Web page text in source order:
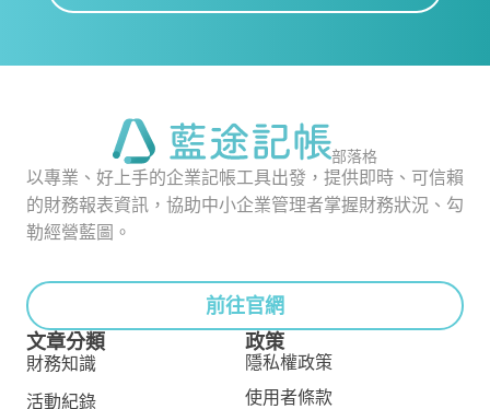
部落格
以專業、好上手的企業記帳工具出發，提供即時、可信賴
的財務報表資訊，協助中小企業管理者掌握財務狀況、勾
勒經營藍圖。
前往官網
文章分類
財務知識
活動紀錄
政策
隱私權政策
使用者條款